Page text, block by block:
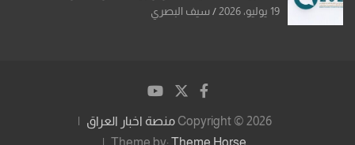
19 يوليو، 2026 سيف البصري
Copyright © 2026 منصة اخبار العراق
Theme by: Theme Horse